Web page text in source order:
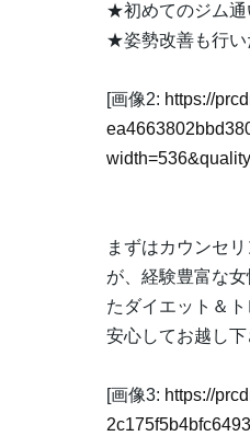
★初めてのジム通
★姿勢改善も行い
[画像2: https://
まずはカウンセ
が、経験豊富な
たダイエット＆
安心してお越し下
[画像3: https://